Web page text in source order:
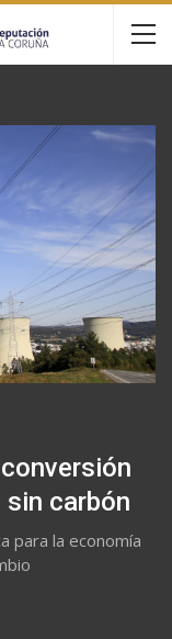
carbón
para la economía